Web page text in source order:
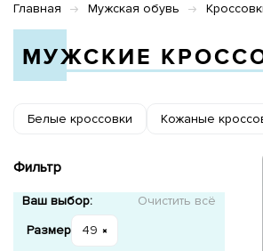
Главная Мужская обувь
МУЖСКИЕ
Белые кроссовки Кожаные
Фильтр
Ваш выбор:
Очистить всё
Размер
49